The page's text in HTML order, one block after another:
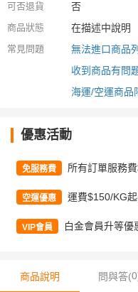
可否退貨 否
商品狀態 在描述中說明
常見問題
無法進口商品
收到商品有問
海運/空運商品
優惠活動
免服務費 所有訂單服務
空運優惠 運費$150/KG
VIP會員 白金會員升等優
商品說明 問與答(0